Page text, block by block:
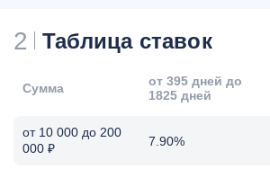
2 Таблица ставок
Сумма
от 395 дней до
1825 дней
от 10 000 до 200
000 ₽
7.90%